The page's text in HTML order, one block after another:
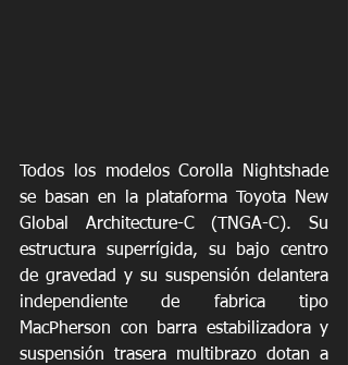
Todos los modelos Corolla Nightshade
se basan en la plataforma Toyota New
Global Architecture-C (TNGA-C). Su
estructura superrígida, su bajo centro
de gravedad y su suspensión delantera
independiente de fabrica tipo
MacPherson con barra estabilizadora y
suspensión trasera multibrazo dotan a